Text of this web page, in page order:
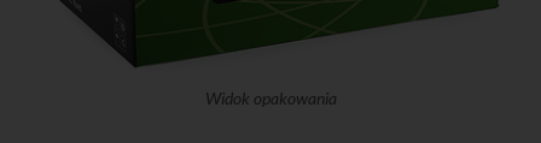
Widok opakowania